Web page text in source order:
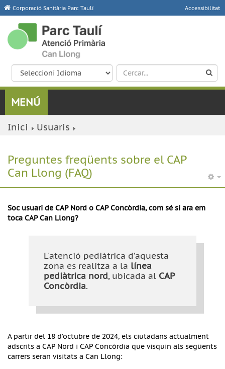
Corporació Sanitària Parc Taulí Accessibilitat
Inici Usuaris
Preguntes freqüents sobre el CAP
Can Llong (FAQ)
Soc usuari de CAP Nord o CAP Concòrdia, com sé si ara em
toca CAP Can Llong?
L'atenció pediàtrica d’aquesta
zona es realitza a la línea
pediàtrica nord, ubicada al CAP
Concòrdia.
A partir del 18 d’octubre de 2024, els ciutadans actualment
adscrits a CAP Nord i CAP Concòrdia que visquin als següents
carrers seran visitats a Can Llong: